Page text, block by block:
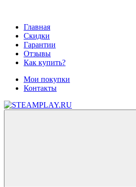
Главная
Скидки
Гарантии
Отзывы
Как купить?
Мои покупки
Контакты